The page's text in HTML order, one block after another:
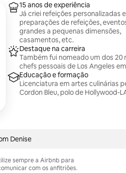
15 anos de experiência
Já criei refeições personalizadas
preparações de refeições,
grandes a pequenas dimensões,
casamentos, etc.
Destaque na carreira
Também fui nomeado um dos 20
chefs pessoais de Los Angeles
Educação e formação
Licenciatura em artes culinárias
Cordon Bleu, polo de Hollywood-
Denise
sempre a Airbnb para
com os anfitriões.